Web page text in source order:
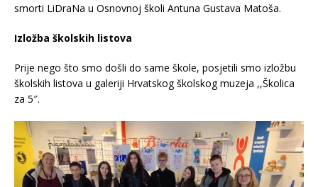
smorti LiDraNa u Osnovnoj školi Antuna Gustava Matoša.
Izložba školskih listova
Prije nego što smo došli do same škole, posjetili smo izložbu
školskih listova u galeriji Hrvatskog školskog muzeja ,,Školica
za 5″.